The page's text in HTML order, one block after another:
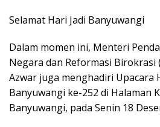
Selamat Hari Jadi Banyuwangi
Dalam momen ini, Menteri
Negara dan Reformasi Birokrasi
Azwar juga menghadiri Upacara
Banyuwangi ke-252 di Halaman
Banyuwangi, pada Senin 18